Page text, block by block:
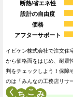
断熱/省エネ性
設計の自由度
価格
アフターサポート
イビケン株式会社で注文住
から価格面をはじめ、耐震
判をチェックしよう！保障
のは「みんなの工務店リサ
く こ